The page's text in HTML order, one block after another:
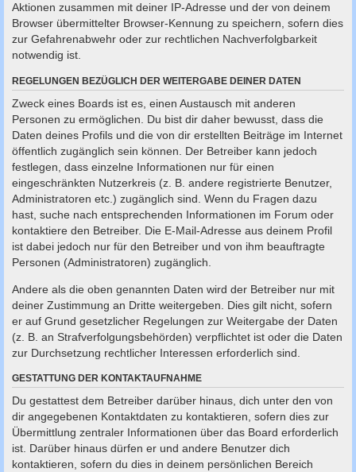
Aktionen zusammen mit deiner IP-Adresse und der von deinem
Browser übermittelter Browser-Kennung zu speichern, sofern dies
zur Gefahrenabwehr oder zur rechtlichen Nachverfolgbarkeit
notwendig ist.
REGELUNGEN BEZÜGLICH DER WEITERGABE DEINER DATEN
Zweck eines Boards ist es, einen Austausch mit anderen
Personen zu ermöglichen. Du bist dir daher bewusst, dass die
Daten deines Profils und die von dir erstellten Beiträge im Internet
öffentlich zugänglich sein können. Der Betreiber kann jedoch
festlegen, dass einzelne Informationen nur für einen
eingeschränkten Nutzerkreis (z. B. andere registrierte Benutzer,
Administratoren etc.) zugänglich sind. Wenn du Fragen dazu
hast, suche nach entsprechenden Informationen im Forum oder
kontaktiere den Betreiber. Die E-Mail-Adresse aus deinem Profil
ist dabei jedoch nur für den Betreiber und von ihm beauftragte
Personen (Administratoren) zugänglich.
Andere als die oben genannten Daten wird der Betreiber nur mit
deiner Zustimmung an Dritte weitergeben. Dies gilt nicht, sofern
er auf Grund gesetzlicher Regelungen zur Weitergabe der Daten
(z. B. an Strafverfolgungsbehörden) verpflichtet ist oder die Daten
zur Durchsetzung rechtlicher Interessen erforderlich sind.
GESTATTUNG DER KONTAKTAUFNAHME
Du gestattest dem Betreiber darüber hinaus, dich unter den von
dir angegebenen Kontaktdaten zu kontaktieren, sofern dies zur
Übermittlung zentraler Informationen über das Board erforderlich
ist. Darüber hinaus dürfen er und andere Benutzer dich
kontaktieren, sofern du dies in deinem persönlichen Bereich